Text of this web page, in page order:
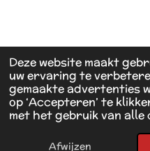
Deze website maakt
uw ervaring te
gemaakte advertenties
op ‘Accepteren’ te
met het gebruik van alle
Afwijzen